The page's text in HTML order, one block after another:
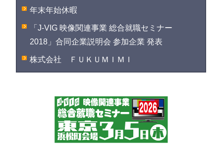
年末年始休暇
「J-VIG 映像関連事業 総合就職セミナー
2018」合同企業説明会 参加企業 発表
株式会社 ＦＵＫＵＭＩＭＩ